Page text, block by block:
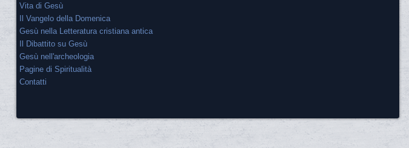
Vita di Gesù
Il Vangelo della Domenica
Gesù nella Letteratura cristiana antica
Il Dibattito su Gesù
Gesù nell'archeologia
Pagine di Spiritualità
Contatti